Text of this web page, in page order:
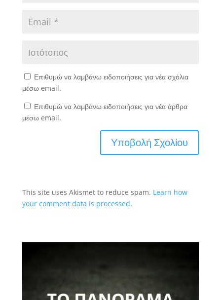
Επιθυμώ να λαμβάνω ειδοποιήσεις για νέα σχόλια
μέσω email.
Επιθυμώ να λαμβάνω ειδοποιήσεις για νέα άρθρα
μέσω email.
This site uses Akismet to reduce spam. Learn how
your comment data is processed.